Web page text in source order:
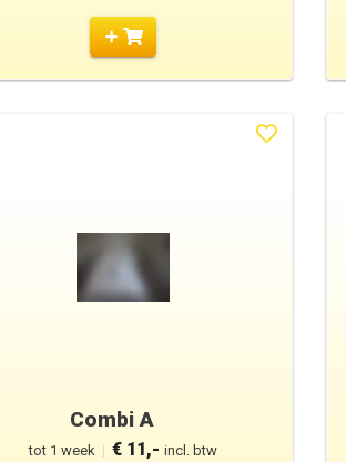
Combi A
tot 1 week | € 11,- incl. btw